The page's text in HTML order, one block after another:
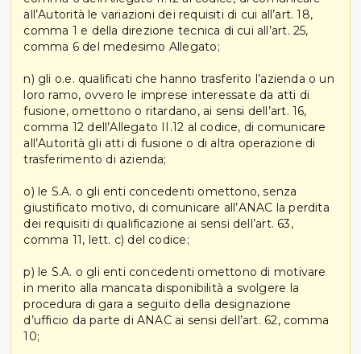
all’Autorità le variazioni dei requisiti di cui all’art. 18,
comma 1 e della direzione tecnica di cui all’art. 25,
comma 6 del medesimo Allegato;
n) gli o.e. qualificati che hanno trasferito l’azienda o un
loro ramo, ovvero le imprese interessate da atti di
fusione, omettono o ritardano, ai sensi dell’art. 16,
comma 12 dell’Allegato II.12 al codice, di comunicare
all’Autorità gli atti di fusione o di altra operazione di
trasferimento di azienda;
o) le S.A. o gli enti concedenti omettono, senza
giustificato motivo, di comunicare all’ANAC la perdita
dei requisiti di qualificazione ai sensi dell’art. 63,
comma 11, lett. c) del codice;
p) le S.A. o gli enti concedenti omettono di motivare
in merito alla mancata disponibilità a svolgere la
procedura di gara a seguito della designazione
d’ufficio da parte di ANAC ai sensi dell’art. 62, comma
10;